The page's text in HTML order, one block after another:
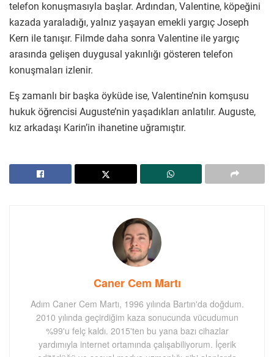
telefon konuşmasıyla başlar. Ardından, Valentine, köpeğini
kazada yaraladığı, yalnız yaşayan emekli yargıç Joseph
Kern ile tanışır. Filmde daha sonra Valentine ile yargıç
arasında gelişen duygusal yakınlığı gösteren telefon
konuşmaları izlenir.
Eş zamanlı bir başka öyküde ise, Valentine’nin komşusu
hukuk öğrencisi Auguste’nin yaşadıkları anlatılır. Auguste,
kız arkadaşı Karin’in ihanetine uğramıştır.
Caner Cem Martı
Adım Caner Cem Martı, 1996 yılında Bartın'da doğdum.
2010 yılında geçirdiğim kaza sonucunda vücudumun
%99'u felç kaldı. 2015'ten bu yana bazı cihazlar
yardımıyla internet ortamında çalışabiliyorum. İçerik